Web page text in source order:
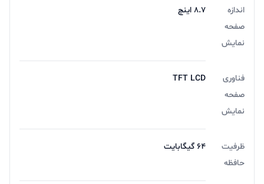
اندازه
صفحه
نمایش
۸.۷ اینچ
فناوری
صفحه‌
نمایش
TFT LCD
ظرفیت
حافظه
64 گیگابایت